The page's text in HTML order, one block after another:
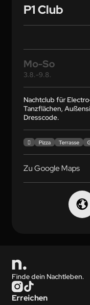
P1 Club
Mo-So
3.8.-9.8.
Nachtclub für
Tanzflächen,
Dresscode.
 Pizza Terrasse
Zu Google Maps
Finde dein Nachtleben.
Erreichen